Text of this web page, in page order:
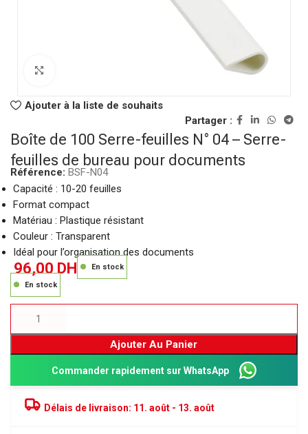
Ajouter à la liste de souhaits
Partager :
Boîte de 100 Serre-feuilles N° 04 – Serre-
feuilles de bureau pour documents
Référence: BSF-N04
Capacité : 10-20 feuilles
Format compact
Matériau : Plastique résistant
Couleur : Transparent
Idéal pour l’organisation des documents
96,00DH
En stock
En stock
Ajouter Au Panier
Commander rapidement sur WhatsApp
Délais de livraison: 11. août - 13. août